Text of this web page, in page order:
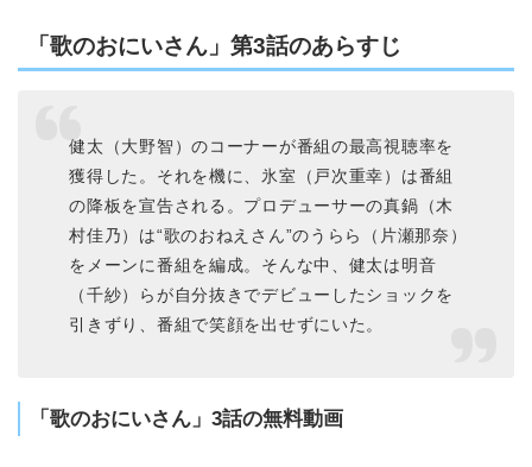
「歌のおにいさん」第3話のあらすじ
健太（大野智）のコーナーが番組の最高視聴率を
獲得した。それを機に、氷室（戸次重幸）は番組
の降板を宣告される。プロデューサーの真鍋（木
村佳乃）は“歌のおねえさん”のうらら（片瀬那奈）
をメーンに番組を編成。そんな中、健太は明音
（千紗）らが自分抜きでデビューしたショックを
引きずり、番組で笑顔を出せずにいた。
「歌のおにいさん」3話の無料動画